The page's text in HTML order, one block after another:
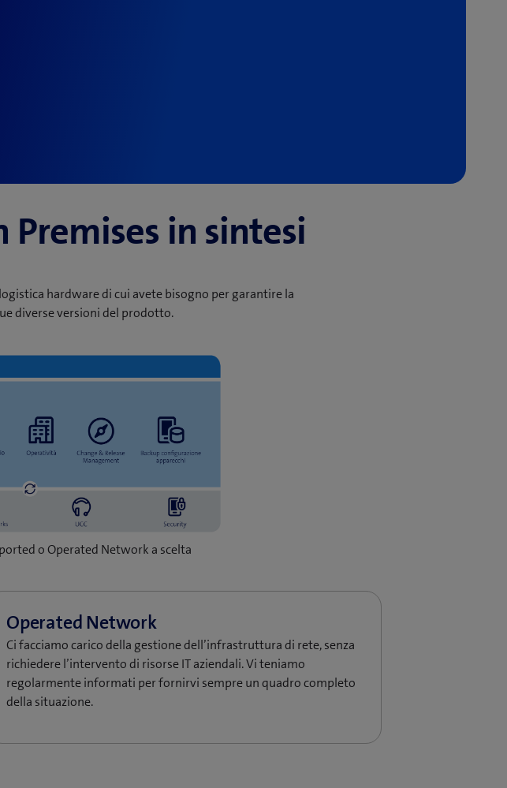
in sintesi
hardware di cui avete bisogno per garantire la
diverse versioni del prodotto.
o Operated Network a scelta
Ci facciamo carico della gestione dell’infrastruttura di rete, senza
richiedere l’intervento di risorse IT aziendali. Vi teniamo
regolarmente informati per fornirvi sempre un quadro completo
della situazione.